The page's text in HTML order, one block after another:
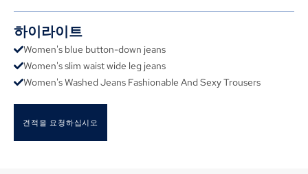
하이라이트
Women's blue button-down jeans
Women's slim waist wide leg jeans
Women's Washed Jeans Fashionable And Sexy Trousers
견적을 요청하십시오